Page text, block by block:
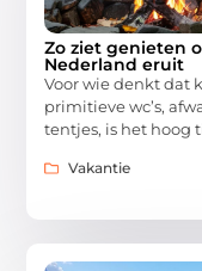
Zo ziet genieten
Nederland eruit
Voor wie denkt dat
primitieve wc’s,
tentjes, is het hoog
Vakantie